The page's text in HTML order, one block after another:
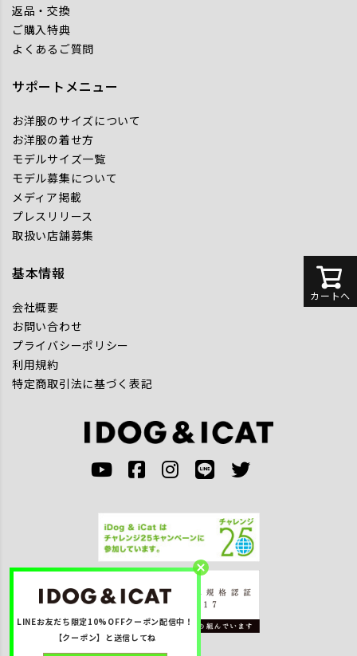
カートへ
返品・交換
ご購入特典
よくあるご質問
サポートメニュー
お洋服のサイズについて
お洋服の着せ方
モデルサイズ一覧
モデル募集について
メディア掲載
プレスリリース
取扱い店舗募集
基本情報
会社概要
お問い合わせ
プライバシーポリシー
利用規約
特定商取引法に基づく表記
LINEお友だち限定10%OFFクーポン配信中！
【クーポン】と送信してね